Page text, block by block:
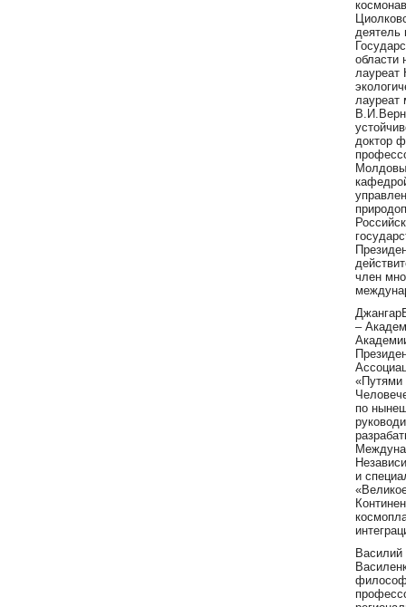
деятель
области
лауреат
лауреат
доктор
член
–
«Путями
по
и
Василий